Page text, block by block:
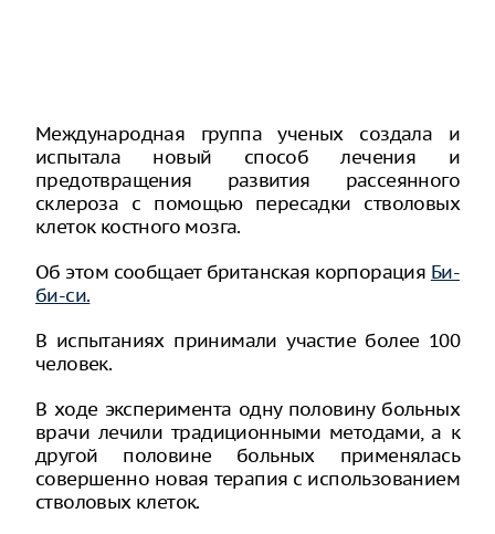
Международная группа ученых создала и
испытала новый способ лечения и
предотвращения развития рассеянного
склероза с помощью пересадки стволовых
клеток костного мозга.
Об этом сообщает британская корпорация Би-
би-си.
В испытаниях принимали участие более 100
человек.
В ходе эксперимента одну половину больных
врачи лечили традиционными методами, а к
другой половине больных применялась
совершенно новая терапия с использованием
стволовых клеток.